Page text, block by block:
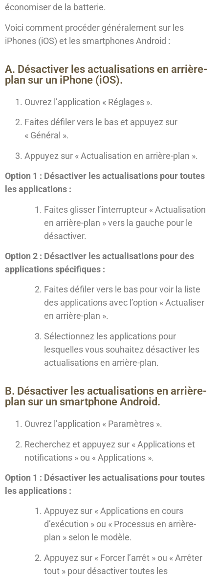
économiser de la batterie.
Voici comment procéder généralement sur les
iPhones (iOS) et les smartphones Android :
A. Désactiver les actualisations en arrière-
plan sur un iPhone (iOS).
Ouvrez l’application « Réglages ».
Faites défiler vers le bas et appuyez sur
« Général ».
Appuyez sur « Actualisation en arrière-plan ».
Option 1 : Désactiver les actualisations pour toutes
les applications :
Faites glisser l’interrupteur « Actualisation
en arrière-plan » vers la gauche pour le
désactiver.
Option 2 : Désactiver les actualisations pour des
applications spécifiques :
Faites défiler vers le bas pour voir la liste
des applications avec l’option « Actualiser
en arrière-plan ».
Sélectionnez les applications pour
lesquelles vous souhaitez désactiver les
actualisations en arrière-plan.
B. Désactiver les actualisations en arrière-
plan sur un smartphone Android.
Ouvrez l’application « Paramètres ».
Recherchez et appuyez sur « Applications et
notifications » ou « Applications ».
Option 1 : Désactiver les actualisations pour toutes
les applications :
Appuyez sur « Applications en cours
d’exécution » ou « Processus en arrière-
plan » selon le modèle.
Appuyez sur « Forcer l’arrêt » ou « Arrêter
tout » pour désactiver toutes les